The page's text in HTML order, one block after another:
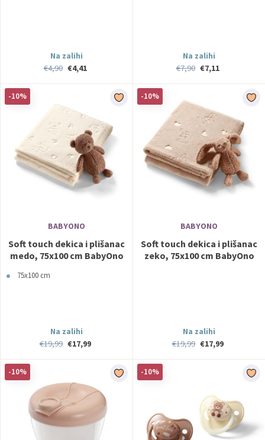
Na zalihi
€4,90 €4,41
Na zalihi
€7,90 €7,11
-10%
BABYONO
Soft touch dekica i plišanac
medo, 75x100 cm BabyOno
75x100 cm
Na zalihi
€19,99 €17,99
-10%
BABYONO
Soft touch dekica i plišanac
zeko, 75x100 cm BabyOno
Na zalihi
€19,99 €17,99
-10% -10%